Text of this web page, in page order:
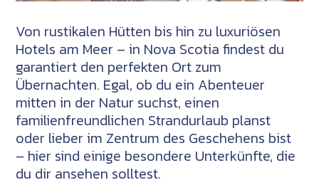
Von rustikalen Hütten bis hin zu luxuriösen
Hotels am Meer – in Nova Scotia findest du
garantiert den perfekten Ort zum
Übernachten. Egal, ob du ein Abenteuer
mitten in der Natur suchst, einen
familienfreundlichen Strandurlaub planst
oder lieber im Zentrum des Geschehens bist
– hier sind einige besondere Unterkünfte, die
du dir ansehen solltest.